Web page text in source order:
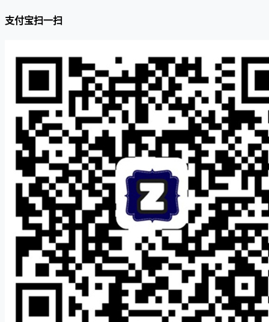
支付宝扫一扫